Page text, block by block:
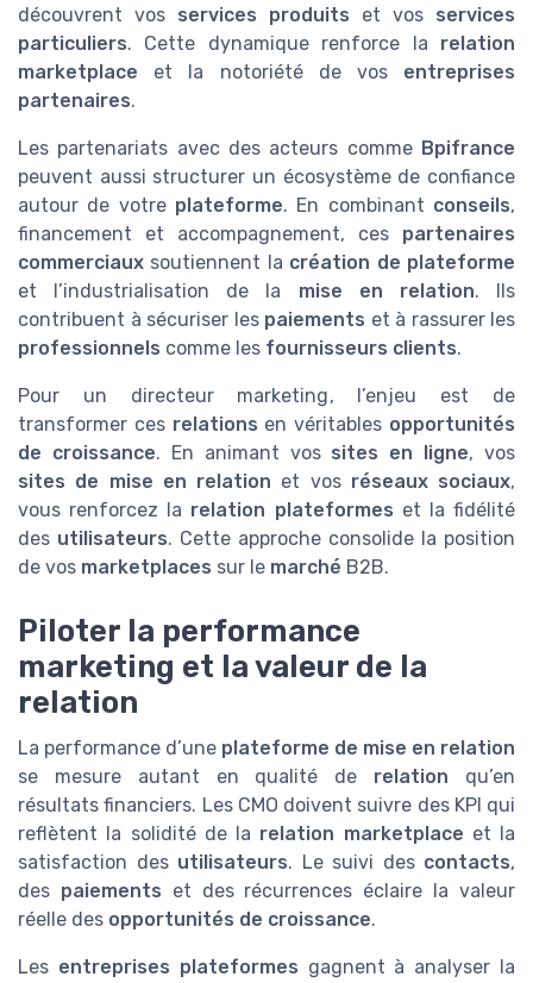
découvrent vos services produits et vos services
particuliers. Cette dynamique renforce la relation
marketplace et la notoriété de vos entreprises
partenaires.
Les partenariats avec des acteurs comme Bpifrance
peuvent aussi structurer un écosystème de confiance
autour de votre plateforme. En combinant conseils,
financement et accompagnement, ces partenaires
commerciaux soutiennent la création de plateforme
et l’industrialisation de la mise en relation. Ils
contribuent à sécuriser les paiements et à rassurer les
professionnels comme les fournisseurs clients.
Pour un directeur marketing, l’enjeu est de
transformer ces relations en véritables opportunités
de croissance. En animant vos sites en ligne, vos
sites de mise en relation et vos réseaux sociaux,
vous renforcez la relation plateformes et la fidélité
des utilisateurs. Cette approche consolide la position
de vos marketplaces sur le marché B2B.
Piloter la performance
marketing et la valeur de la
relation
La performance d’une plateforme de mise en relation
se mesure autant en qualité de relation qu’en
résultats financiers. Les CMO doivent suivre des KPI qui
reflètent la solidité de la relation marketplace et la
satisfaction des utilisateurs. Le suivi des contacts,
des paiements et des récurrences éclaire la valeur
réelle des opportunités de croissance.
Les entreprises plateformes gagnent à analyser la